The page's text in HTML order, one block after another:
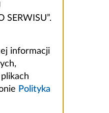
SERWISU”.
informacji
Polityka